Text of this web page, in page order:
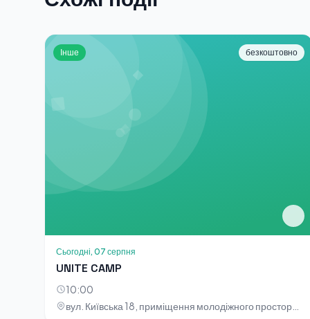
Інше безкоштовно
Сьогодні, 07 серпня
UNITE CAMP
10:00